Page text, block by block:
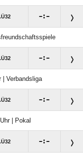
:
:
| Verbandsliga
:
| Pokal
: